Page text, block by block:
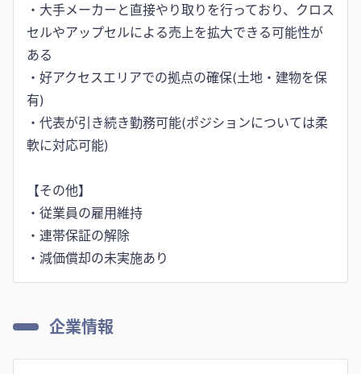
・大手メーカーと直接やり取りを行っており、クロス
セルやアップセルによる売上を拡大できる可能性が
ある
・好アクセスエリアでの拠点の確保(土地・建物を保
有)
・代表が引き続き勤務可能(ポジションについては柔
軟に対応可能)
【その他】
・従業員の雇用維持
・連帯保証の解除
・減価償却の未実施あり
企業情報